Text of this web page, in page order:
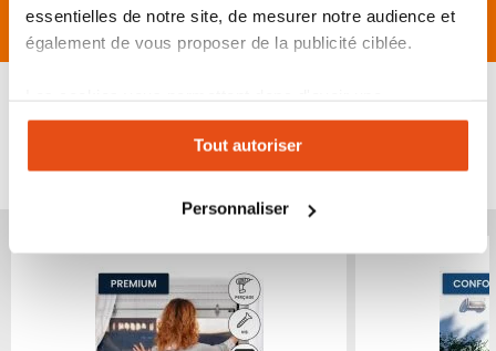
essentielles de notre site, de mesurer notre audience et
également de vous proposer de la publicité ciblée.
expérience personnalisée sur notre site. Vous pouvez
changer votre choix à n'importe quel moment. Refuser
tous les cookies peut limiter certaines fonctionnalités.
Tout autoriser
Personnaliser
FAQ
VOUS POURRIEZ ÉGALEMENT ÊTRE INTÉRESSÉ
PAR...